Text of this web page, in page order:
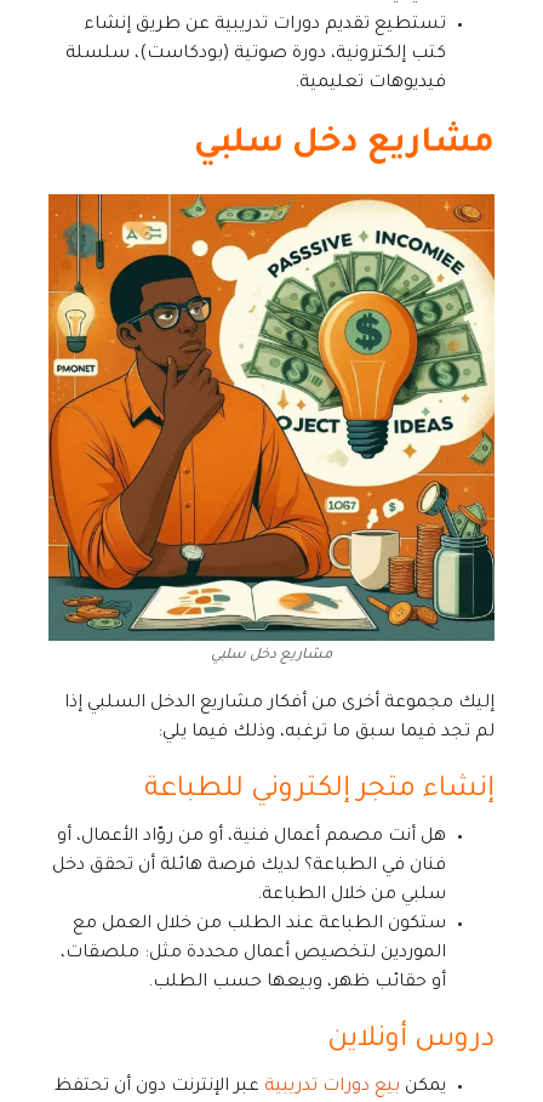
تستطيع تقديم دورات تدريبية عن طريق إنشاء
كتب إلكترونية، دورة صوتية (بودكاست)، سلسلة
فيديوهات تعليمية.
مشاريع دخل سلبي
مشاريع دخل سلبي
إليك مجموعة أخرى من أفكار مشاريع الدخل السلبي إذا
لم تجد فيما سبق ما ترغبه، وذلك فيما يلي:
إنشاء متجر إلكتروني للطباعة
هل أنت مصمم أعمال فنية، أو من روّاد الأعمال، أو
فنان في الطباعة؟ لديك فرصة هائلة أن تحقق دخل
سلبي من خلال الطباعة.
ستكون الطباعة عند الطلب من خلال العمل مع
الموردين لتخصيص أعمال محددة مثل: ملصقات،
أو حقائب ظهر، وبيعها حسب الطلب.
دروس أونلاين
يمكن بيع دورات تدريبية عبر الإنترنت دون أن تحتفظ